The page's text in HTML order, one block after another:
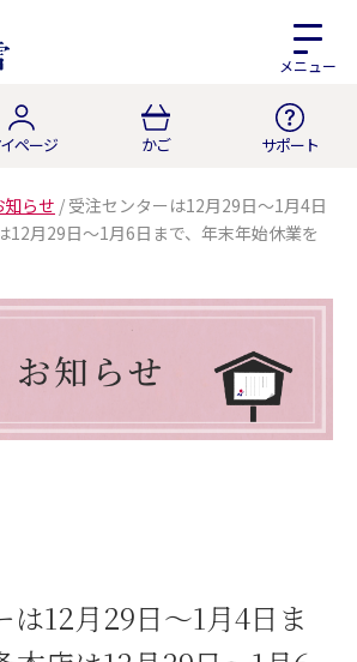
メニュー
ページ かご サポート
知らせ / 受注センターは12月29日～1月4日
12月29日～1月6日まで、年末年始休業を
は12月29日～1月4日ま